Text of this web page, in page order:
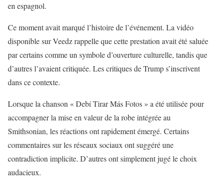
en espagnol.
Ce moment avait marqué l’histoire de l’événement. La vidéo
disponible sur Veedz rappelle que cette prestation avait été saluée
par certains comme un symbole d’ouverture culturelle, tandis que
d’autres l’avaient critiquée. Les critiques de Trump s’inscrivent
dans ce contexte.
Lorsque la chanson «Debí Tirar Más Fotos » a été utilisée pour
accompagner la mise en valeur de la robe intégrée au
Smithsonian, les réactions ont rapidement émergé. Certains
commentaires sur les réseaux sociaux ont suggéré une
contradiction implicite. D’autres ont simplement jugé le choix
audacieux.